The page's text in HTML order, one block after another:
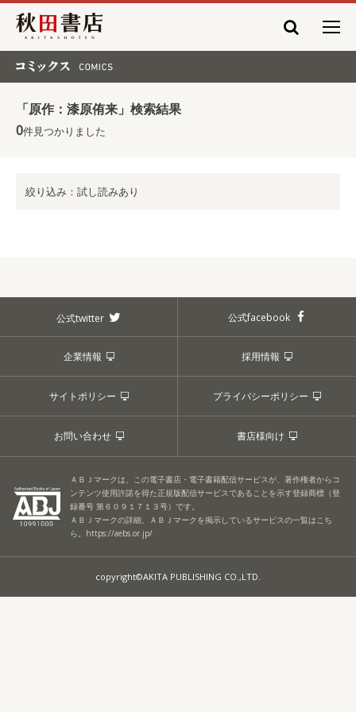
秋田書店
「原作：漆原侑来」検索結果
0件見つかりました
絞り込み：試し読みあり
公式twitter 公式facebook
企業情報 採用情報
サイトポリシー プライバシーポリシー
お問い合わせ 書店様向け
ＡＢＪマークは、この電子書店・電子書籍配信サービスが、著作権者からコ
ンテンツ使用許諾を得た正規版配信サービスであることを示す登録商標（登
録番号 第６０９１７１３号）です。
ＡＢＪマークの詳細、ＡＢＪマークを掲示しているサービスの一覧はこち
ら。 https://aebs.or.jp/
copyright©AKITA PUBLISHING CO.,LTD.